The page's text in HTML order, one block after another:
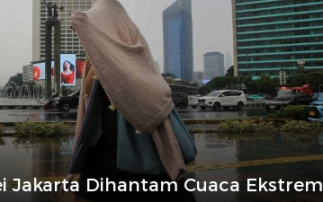
Jakarta Dihantam Cuaca Ekstrem